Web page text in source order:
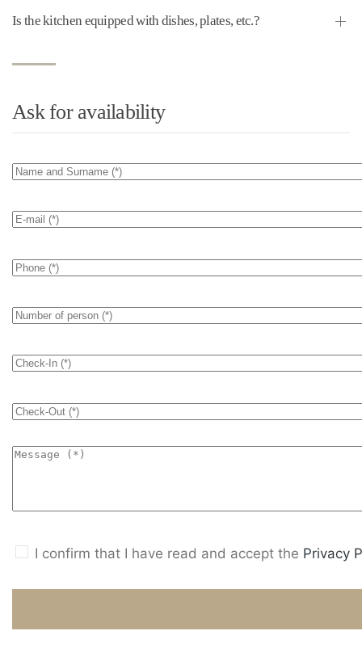
Is the kitchen equipped with dishes, plates, etc.?
Ask for availability
I confirm that I have read and accept the Privacy